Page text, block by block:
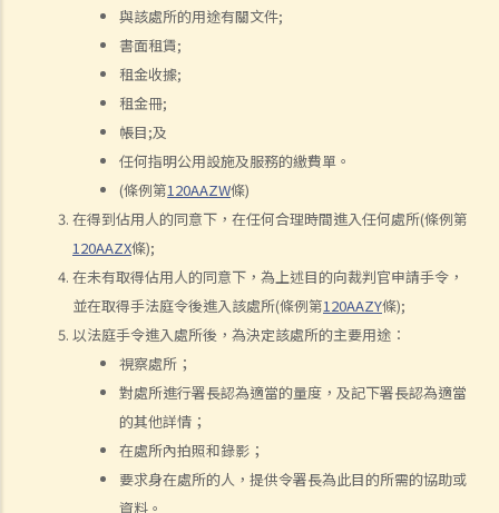
與該處所的用途有關文件;
書面租賃;
租金收據;
租金冊;
帳目;及
任何指明公用設施及服務的繳費單。
(條例第120AAZW條)
在得到佔用人的同意下，在任何合理時間進入任何處所(條例第
120AAZX條);
在未有取得佔用人的同意下，為上述目的向裁判官申請手令，
並在取得手法庭令後進入該處所(條例第120AAZY條);
以法庭手令進入處所後，為決定該處所的主要用途：
視察處所；
對處所進行署長認為適當的量度，及記下署長認為適當
的其他詳情；
在處所內拍照和錄影；
要求身在處所的人，提供令署長為此目的所需的協助或
資料。
在簽署租約之後，應該如何處理該等文件？
1. 如何計算租約的印花稅？
2. 假若沒有為租約加蓋印花，會有甚麼後果？
3. 為甚麼有些租約必須在土地註冊處註冊，有些則毋須註冊？
判決摘要：物業買賣是否受到租賃續租選擇權約束取決於具體情況
4. 物業稅如何計算？
a) 概述
b) 免租期
c) 分攤租金
1月1日繳交整個月的租金嗎？如要的話，業主要在之後要向租客退回1
月16日至31日期間的租金嗎？